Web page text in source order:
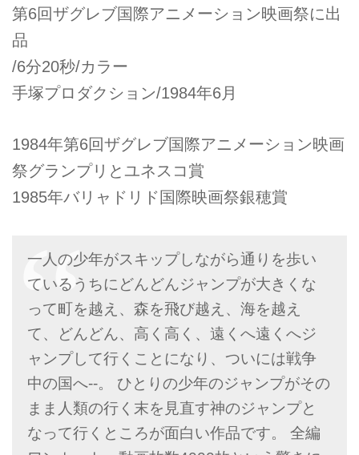
第6回ザグレブ国際アニメーション映画祭に出
品
/6分20秒/カラー
手塚プロダクション/1984年6月
1984年第6回ザグレブ国際アニメーション映画
祭グランプリとユネスコ賞
1985年バリャドリド国際映画祭銀穂賞
一人の少年がスキップしながら通りを歩い
ているうちにどんどんジャンプが大きくな
って町を越え、森を飛び越え、海を越え
て、どんどん、高く高く、遠くへ遠くへジ
ャンプして行くことになり、ついには戦争
中の国へ--。 ひとりの少年のジャンプがその
まま人類の行く末を見直す神のジャンプと
なって行くところが面白い作品です。 全編